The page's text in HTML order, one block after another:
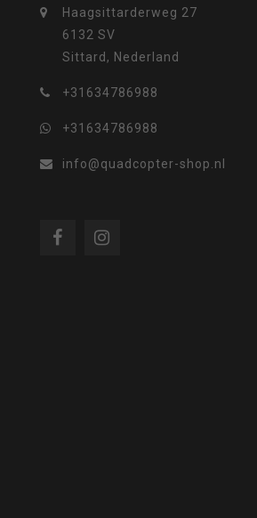
gaan.
Als
Haagsittarderweg 27
6132 SV
Sittard, Nederland
+31634786988
+31634786988
info@quadcopter-shop.nl